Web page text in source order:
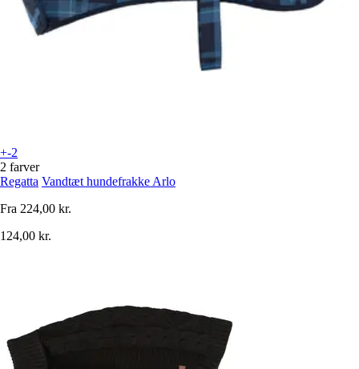
+-2
2 farver
Regatta Vandtæt hundefrakke Arlo
Fra 224,00 kr.
124,00 kr.